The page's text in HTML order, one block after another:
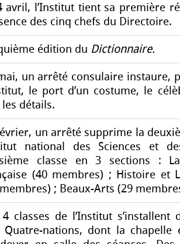
avril, l’Institut tient sa première
des cinq chefs du Directoire.
édition du Dictionnaire.
un arrêté consulaire instaure,
le port d’un costume, le
détails.
un arrêté supprime la
national des Sciences et
classe en 3 sections :
(40 membres) ; Histoire et
; Beaux-Arts (29
4 classes de l’Institut s’installent
Quatre-nations, dont la chapelle